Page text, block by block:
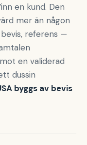
en kund. Den
mer än någon
referens —
en validerad
dussin
byggs av bevis